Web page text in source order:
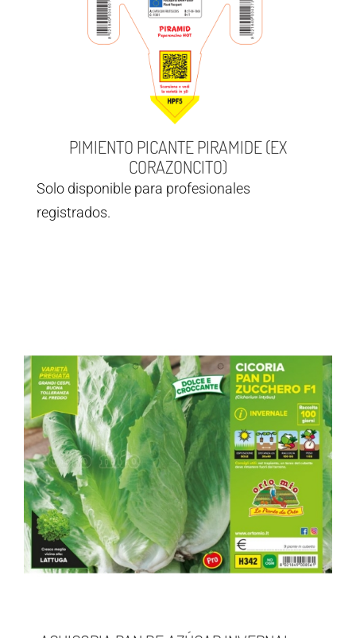
PIMIENTO PICANTE PIRAMIDE (EX
CORAZONCITO)
Solo disponible para profesionales
registrados.